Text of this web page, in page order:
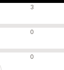
3
0
0